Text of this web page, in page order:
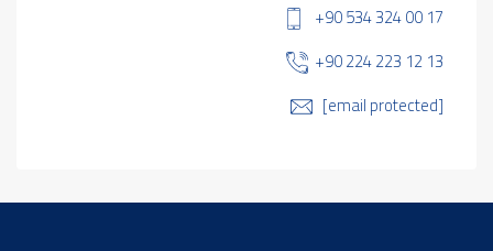
+90 534 324 00 17
+90 224 223 12 13
[email protected]